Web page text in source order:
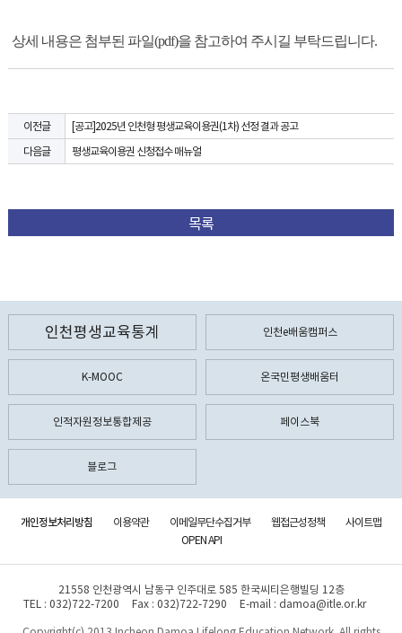
상세 내용은 첨부된 파일(pdf)을 참고하여 주시길 부탁드립니다.
이전글
[공고]2025년 인천형 평생교육이용권(1차) 선정 결과 공고
다음글
평생교육이용권 신청접수 매뉴얼
목록
인천평생교육통계 인천e배움캠퍼스
K-MOOC 온국민평생배움터
인적자원정보통합제공 페이스북
블로그
개인정보처리방침 이용약관 이메일무단수집거부 웹접근성정책
사이트맵
OPEN API
21558 인천광역시 남동구 인주대로 585 한국씨티은행빌딩 12층
TEL : 032)722-7200
Fax : 032)722-7290 E-mail : damoa@itle.or.kr